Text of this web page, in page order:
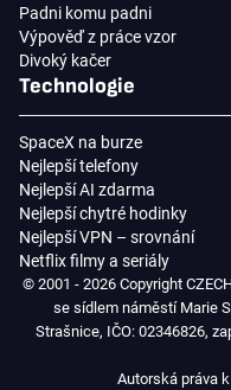
Padni komu padni
Výpověď z práce vzor
Divoký kačer
Technologie
SpaceX na burze
Nejlepší telefony
Nejlepší AI zdarma
Nejlepší chytré hodinky
Nejlepší VPN – srovnání
Netflix filmy a seriály
© 2001 - 2026 Copyright
se sídlem náměstí Marie
Strašnice, IČO: 02346826,
Autorská práva